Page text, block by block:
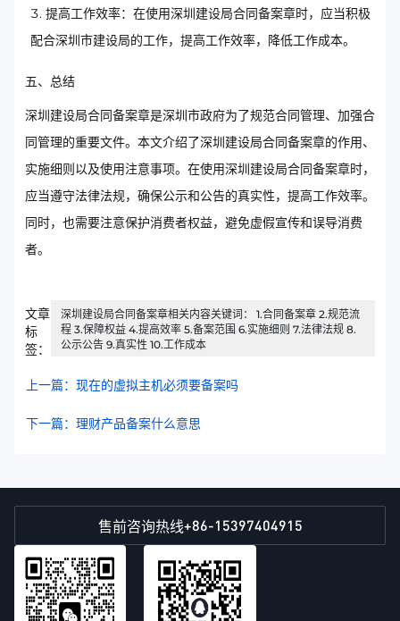
提高工作效率：在使用深圳建设局合同备案章时，应当积极
配合深圳市建设局的工作，提高工作效率，降低工作成本。
五、总结
深圳建设局合同备案章是深圳市政府为了规范合同管理、加强合
同管理的重要文件。本文介绍了深圳建设局合同备案章的作用、
实施细则以及使用注意事项。在使用深圳建设局合同备案章时，
应当遵守法律法规，确保公示和公告的真实性，提高工作效率。
同时，也需要注意保护消费者权益，避免虚假宣传和误导消费
者。
文章
标
签：
深圳建设局合同备案章相关内容关键词： 1.合同备案章 2.规范流
程 3.保障权益 4.提高效率 5.备案范围 6.实施细则 7.法律法规 8.
公示公告 9.真实性 10.工作成本
上一篇：现在的虚拟主机必须要备案吗
下一篇：理财产品备案什么意思
售前咨询热线+86-15397404915